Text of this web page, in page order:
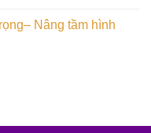
Nâng tầm hình